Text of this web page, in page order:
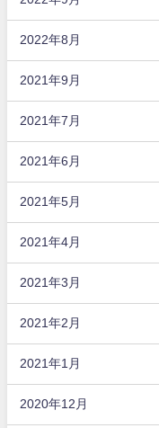
2022年8月
2021年9月
2021年7月
2021年6月
2021年5月
2021年4月
2021年3月
2021年2月
2021年1月
2020年12月